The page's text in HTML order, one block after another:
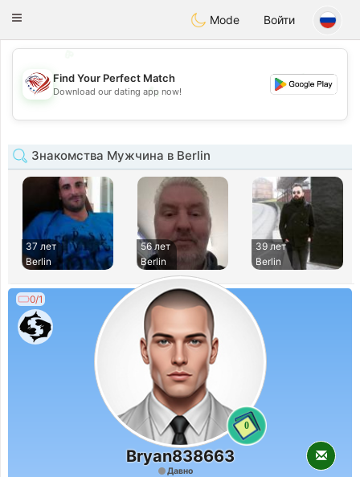
Dating
Toggle
Mode Войти
💖
💕
💖
💕
Find Your Perfect Match
Download our dating app now!
Знакомства Мужчина в Berlin
37 лет
Berlin
56 лет
Berlin
39 лет
Berlin
0/1
0
Bryan838663
Давно